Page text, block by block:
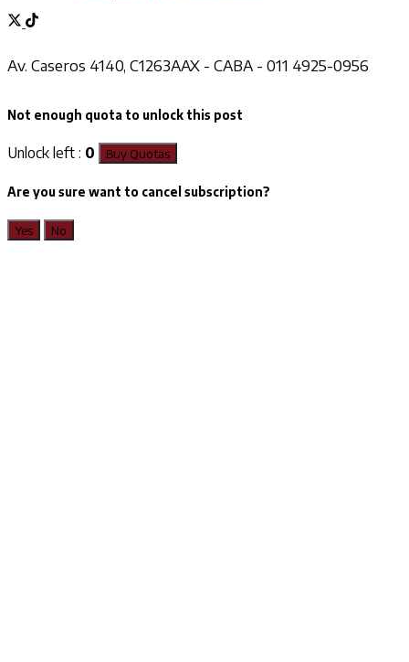
Av. Caseros 4140, C1263AAX - CABA - 011 4925-0956
Not enough quota to unlock this post
Unlock left : 0 Buy Quotas
Are you sure want to cancel subscription?
Yes No